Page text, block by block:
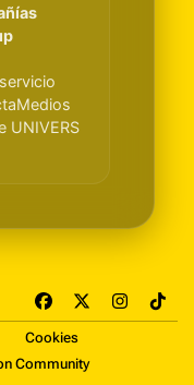
UNIVERS
a
c
e
n
i
Cookies
Community